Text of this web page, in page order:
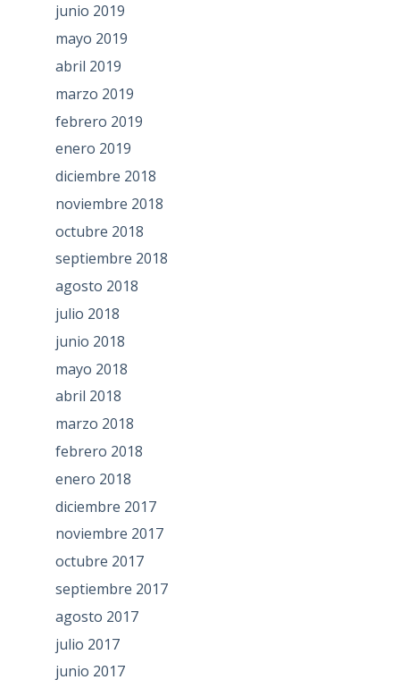
junio 2019
mayo 2019
abril 2019
marzo 2019
febrero 2019
enero 2019
diciembre 2018
noviembre 2018
octubre 2018
septiembre 2018
agosto 2018
julio 2018
junio 2018
mayo 2018
abril 2018
marzo 2018
febrero 2018
enero 2018
diciembre 2017
noviembre 2017
octubre 2017
septiembre 2017
agosto 2017
julio 2017
junio 2017